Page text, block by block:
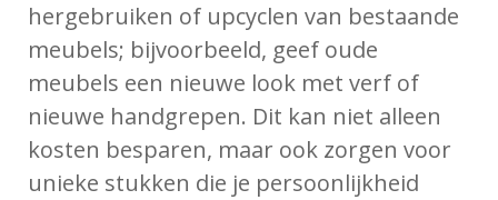
hergebruiken of upcyclen van bestaande
meubels; bijvoorbeeld, geef oude
meubels een nieuwe look met verf of
nieuwe handgrepen. Dit kan niet alleen
kosten besparen, maar ook zorgen voor
unieke stukken die je persoonlijkheid